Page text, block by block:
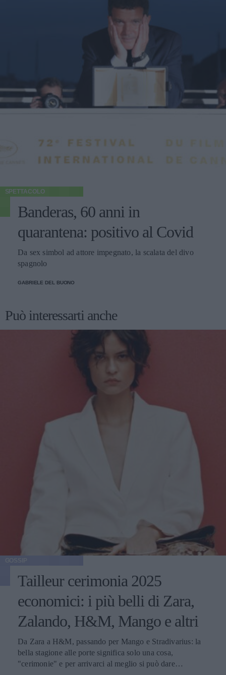
SPETTACOLO
Banderas, 60 anni in
quarantena: positivo al Covid
Da sex simbol ad attore impegnato, la scalata del divo
spagnolo
GABRIELE DEL BUONO
Può interessarti anche
Tailleur cerimonia 2025
economici: i più belli di Zara,
Zalando, H&M, Mango e altri
Da Zara a H&M, passando per Mango e Stradivarius: la
bella stagione alle porte significa solo una cosa,
"cerimonie" e per arrivarci al meglio si può dare